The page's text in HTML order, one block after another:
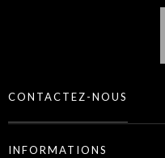
CONTACTEZ-NOUS
INFORMATIONS